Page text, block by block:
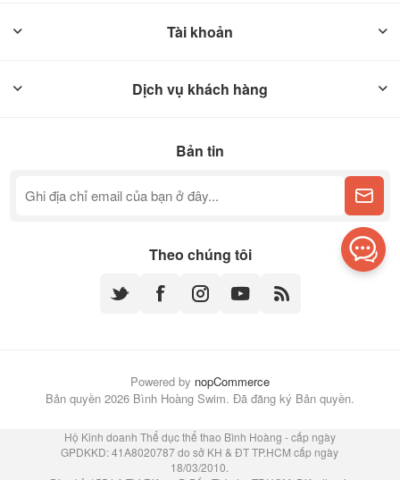
Tài khoản
Dịch vụ khách hàng
Bản tin
Theo chúng tôi
Powered by nopCommerce
Bản quyền 2026 Bình Hoàng Swim. Đã đăng ký Bản quyền.
Hộ Kinh doanh Thể dục thể thao Bình Hoàng - cấp ngày
GPDKKD: 41A8020787 do sở KH & ĐT TP.HCM cấp ngày
18/03/2010.